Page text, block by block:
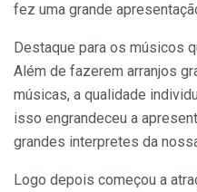
fez uma grande
Destaque para os músicos
Além de fazerem arranjos
músicas, a qualidade
isso engrandeceu a
grandes interpretes da
Logo depois começou a